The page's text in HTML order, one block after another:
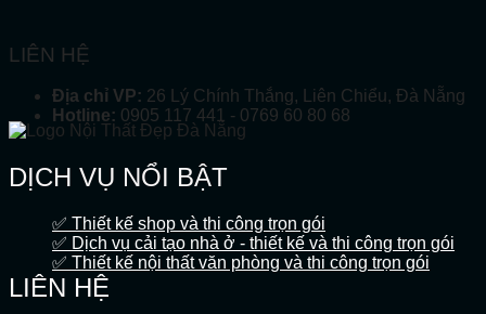
LIÊN HỆ
Địa chỉ VP: 26 Lý Chính Thắng, Liên Chiểu, Đà Nẵng
Hotline: 0905 117 441 - 0769 60 80 68
DỊCH VỤ NỔI BẬT
✅ Thiết kế shop và thi công trọn gói
✅ Dịch vụ cải tạo nhà ở - thiết kế và thi công trọn gói
✅ Thiết kế nội thất văn phòng và thi công trọn gói
LIÊN HỆ